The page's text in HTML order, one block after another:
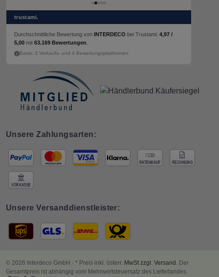
trustami.
Durchschnittliche Bewertung von INTERDECO bei Trustami: 4,97 /
5,00 mit 63.169 Bewertungen
Basis: 3 Verkaufs- und 4 Bewertungsplattformen
Unsere Zahlungsarten:
Unsere Versanddienstleister:
© 2026 Interdeco GmbH · * Preis inkl. österr. MwSt zzgl. Versand . Der
Gesamtpreis ist abhängig vom Mehrwertsteuersatz des Lieferlandes.